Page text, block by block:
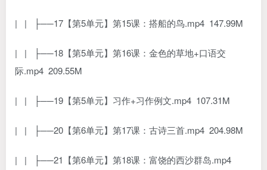
| | ├──17【第5单元】第15课：搭船的鸟.mp4 147.99M
| | ├──18【第5单元】第16课：金色的草地+口语交
际.mp4 209.55M
| | ├──19【第5单元】习作+习作例文.mp4 107.31M
| | ├──20【第6单元】第17课：古诗三首.mp4 204.98M
| | ├──21【第6单元】第18课：富饶的西沙群岛.mp4